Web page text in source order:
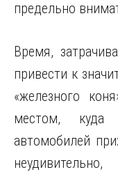
предельно
Время,
привести к
«железного
местом, куда
автомобилей